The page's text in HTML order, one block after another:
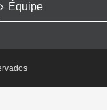
Équipe